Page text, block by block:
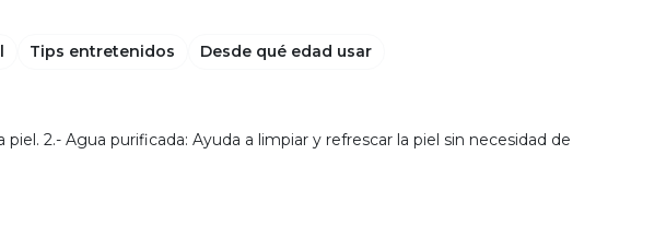
2.- Agua purificada: Ayuda a limpiar y refrescar la piel sin necesidad de
Tips entretenidos Desde qué edad usar